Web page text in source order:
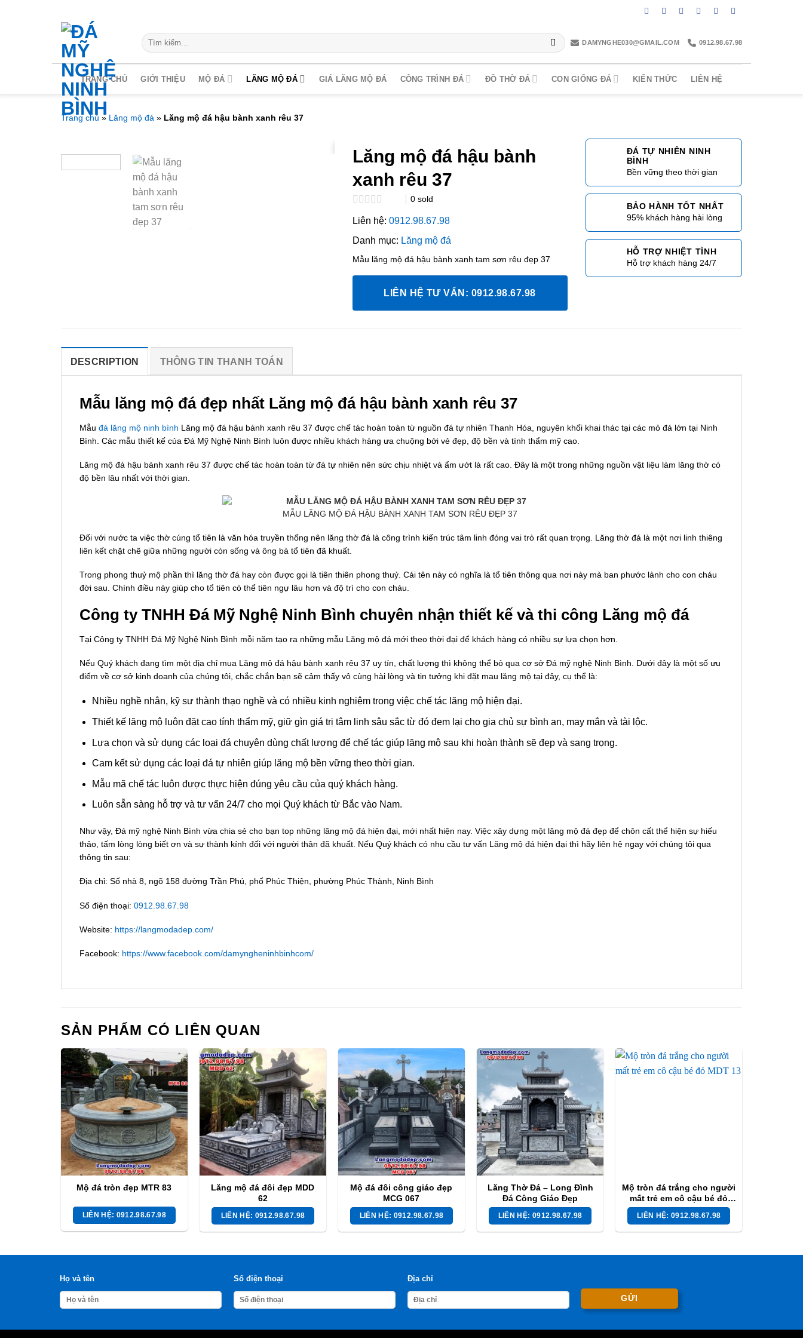
Search
for:
DAMYNGHE030@GMAIL.COM 0912.98.67.98
TRANG CHỦ GIỚI THIỆU MỘ ĐÁ LĂNG MỘ ĐÁ GIÁ LĂNG MỘ ĐÁ CÔNG TRÌNH ĐÁ ĐỒ THỜ ĐÁ CON GIỐNG ĐÁ KIẾN THỨC LIÊN HỆ
Trang chủ » Lăng mộ đá » Lăng mộ đá hậu bành xanh rêu 37
Lăng mộ đá hậu bành
xanh rêu 37
0.0
of
0 sold
Liên hệ: 0912.98.67.98
Danh mục: Lăng mộ đá
Mẫu lăng mộ đá hậu bành xanh tam sơn rêu đẹp 37
LIÊN HỆ TƯ VẤN: 0912.98.67.98
ĐÁ TỰ NHIÊN NINH
BÌNH
Bền vững theo thời gian
BẢO HÀNH TỐT NHẤT
95% khách hàng hài lòng
HỖ TRỢ NHIỆT TÌNH
Hỗ trợ khách hàng 24/7
DESCRIPTION THÔNG TIN THANH TOÁN
Mẫu lăng mộ đá đẹp nhất Lăng mộ đá hậu bành xanh rêu 37
Mẫu đá lăng mộ ninh bình Lăng mộ đá hậu bành xanh rêu 37 được chế tác hoàn toàn từ nguồn đá tự nhiên Thanh Hóa, nguyên khối khai thác tại các mỏ đá lớn tại Ninh
Bình. Các mẫu thiết kế của Đá Mỹ Nghệ Ninh Bình luôn được nhiều khách hàng ưa chuộng bởi vẻ đẹp, độ bền và tính thẩm mỹ cao.
Lăng mộ đá hậu bành xanh rêu 37 được chế tác hoàn toàn từ đá tự nhiên nên sức chịu nhiệt và ẩm ướt là rất cao. Đây là một trong những nguồn vật liệu làm lăng thờ có
độ bền lâu nhất với thời gian.
MẪU LĂNG MỘ ĐÁ HẬU BÀNH XANH TAM SƠN RÊU ĐẸP 37
Đối với nước ta việc thờ cúng tổ tiên là văn hóa truyền thống nên lăng thờ đá là công trình kiến trúc tâm linh đóng vai trò rất quan trọng. Lăng thờ đá là một nơi linh thiêng
liên kết chặt chẽ giữa những người còn sống và ông bà tổ tiên đã khuất.
Trong phong thuỷ mộ phần thì lăng thờ đá hay còn được gọi là tiên thiên phong thuỷ. Cái tên này có nghĩa là tổ tiên thông qua nơi này mà ban phước lành cho con cháu
đời sau. Chính điều này giúp cho tổ tiên có thể tiên ngự lâu hơn và độ trì cho con cháu.
Công ty TNHH Đá Mỹ Nghệ Ninh Bình chuyên nhận thiết kế và thi công Lăng mộ đá
Tại Công ty TNHH Đá Mỹ Nghệ Ninh Bình mỗi năm tạo ra những mẫu Lăng mộ đá mới theo thời đại để khách hàng có nhiều sự lựa chọn hơn.
Nếu Quý khách đang tìm một địa chỉ mua Lăng mộ đá hậu bành xanh rêu 37 uy tín, chất lượng thì không thể bỏ qua cơ sở Đá mỹ nghệ Ninh Bình. Dưới đây là một số ưu
điểm về cơ sở kinh doanh của chúng tôi, chắc chắn bạn sẽ cảm thấy vô cùng hài lòng và tin tưởng khi đặt mau lăng mộ tại đây, cụ thể là:
Nhiều nghề nhân, kỹ sư thành thạo nghề và có nhiều kinh nghiệm trong việc chế tác lăng mộ hiện đại.
Thiết kế lăng mộ luôn đặt cao tính thẩm mỹ, giữ gìn giá trị tâm linh sâu sắc từ đó đem lại cho gia chủ sự bình an, may mắn và tài lộc.
Lựa chọn và sử dụng các loại đá chuyên dùng chất lượng để chế tác giúp lăng mộ sau khi hoàn thành sẽ đẹp và sang trọng.
Cam kết sử dụng các loại đá tự nhiên giúp lăng mộ bền vững theo thời gian.
Mẫu mã chế tác luôn được thực hiện đúng yêu cầu của quý khách hàng.
Luôn sẵn sàng hỗ trợ và tư vấn 24/7 cho mọi Quý khách từ Bắc vào Nam.
Như vậy, Đá mỹ nghệ Ninh Bình vừa chia sẻ cho bạn top những lăng mộ đá hiện đại, mới nhất hiện nay. Việc xây dựng một lăng mộ đá đẹp để chôn cất thể hiện sự hiếu
thảo, tấm lòng lòng biết ơn và sự thành kính đối với người thân đã khuất. Nếu Quý khách có nhu cầu tư vấn Lăng mộ đá hiện đại thì hãy liên hệ ngay với chúng tôi qua
thông tin sau:
Địa chỉ: Số nhà 8, ngõ 158 đường Trần Phú, phố Phúc Thiện, phường Phúc Thành, Ninh Bình
Số điện thoại: 0912.98.67.98
Website: https://langmodadep.com/
Facebook: https://www.facebook.com/damyngheninhbinhcom/
SẢN PHẨM CÓ LIÊN QUAN
Mộ đá tròn đẹp MTR 83
LIÊN HỆ: 0912.98.67.98
Lăng mộ đá đôi đẹp MDD
62
LIÊN HỆ: 0912.98.67.98
Mộ đá đôi công giáo đẹp
MCG 067
LIÊN HỆ: 0912.98.67.98
Lăng Thờ Đá – Long Đình
Đá Công Giáo Đẹp
LIÊN HỆ: 0912.98.67.98
Mộ tròn đá trắng cho người
mất trẻ em cô cậu bé đỏ
MDT 13
LIÊN HỆ: 0912.98.67.98
Họ và tên Số điện thoại Địa chỉ